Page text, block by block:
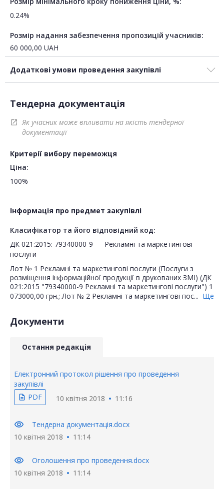
0.24%
Розмір надання забезпечення пропозицій учасників:
60 000,00 UAH
Додаткові умови проведення закупівлі
Тендерна документація
open_in_new
Як учасник може впливати на якість тендерної
документації
Критерії вибору переможця
Ціна:
100%
Інформація про предмет закупівлі
Класифікатор та його відповідний код:
ДК 021:2015: 79340000-9 — Рекламні та маркетингові
послуги
Лот № 1 Рекламні та маркетингові послуги (Послуги з
розміщення інформаційної продукції в друкованих ЗМІ) (ДК
021:2015 "79340000-9 Рекламні та маркетингові послуги") 1
073000,00 грн.; Лот № 2 Рекламні та маркетингові пос... Ще
Документи
Остання редакція
Електронний протокол рішення про проведення
закупівлі
description PDF 10 квітня 2018 11:16
visibility
Тендерна документація.docx
10 квітня 2018
11:14
visibility
Оголошення про проведення.docx
10 квітня 2018
11:14